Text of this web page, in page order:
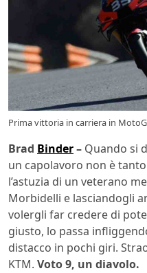
Prima vittoria in carriera in
Brad Binder– Quando si
un capolavoro non è
l’astuzia di un veterano
Morbidelli e lasciandogli
volergli far credere di
giusto, lo passa
distacco in pochi giri.
KTM. Voto 9, un diavolo.